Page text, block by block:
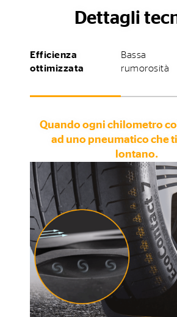
Dettagli
Efficienza
ottimizzata
Bassa
rumorosità
Quando ogni chilometro
ad uno pneumatico che
lontano.